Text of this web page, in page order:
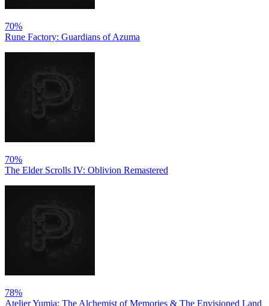
70%
Rune Factory: Guardians of Azuma
70%
The Elder Scrolls IV: Oblivion Remastered
78%
Atelier Yumia: The Alchemist of Memories & The Envisioned Land